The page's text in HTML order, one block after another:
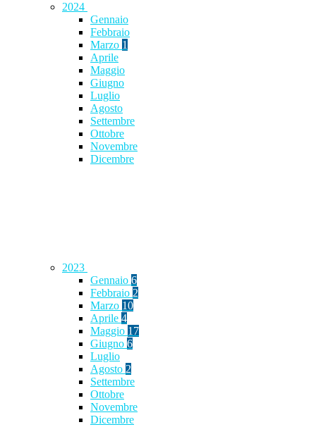
2024
Gennaio
Febbraio
Marzo 1
Aprile
Maggio
Giugno
Luglio
Agosto
Settembre
Ottobre
Novembre
Dicembre
2023
Gennaio 6
Febbraio 2
Marzo 10
Aprile 4
Maggio 17
Giugno 6
Luglio
Agosto 2
Settembre
Ottobre
Novembre
Dicembre